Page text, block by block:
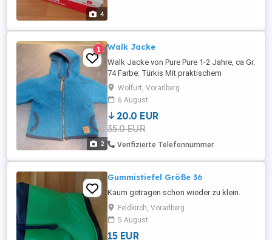
4
2
1 Walk Jacke
Walk Jacke von Pure Pure 1-2 Jahre, ca Gr.
74 Farbe: Türkis Mit praktischem
Reißverschluss (zieht nicht rein)
Wolfurt, Vorarlberg
6 August
20.0 EUR
35.0 EUR
Verifizierte Telefonnummer
Gummistiefel Größe 36
Kaum getragen schon wieder zu klein.
Feldkirch, Vorarlberg
5 August
15 EUR